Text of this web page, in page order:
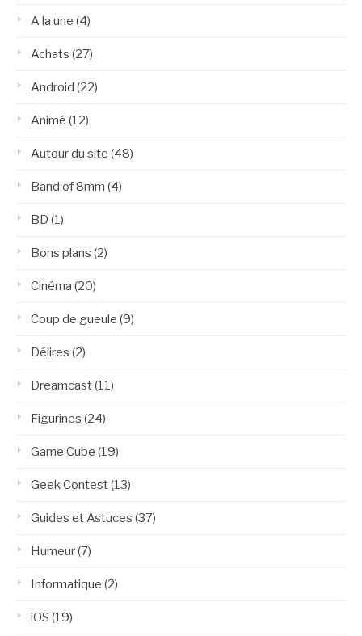
A la une (4)
Achats (27)
Android (22)
Animé (12)
Autour du site (48)
Band of 8mm (4)
BD (1)
Bons plans (2)
Cinéma (20)
Coup de gueule (9)
Délires (2)
Dreamcast(11)
Figurines (24)
Game Cube (19)
Geek Contest(13)
Guides et Astuces (37)
Humeur(7)
Informatique (2)
iOS (19)